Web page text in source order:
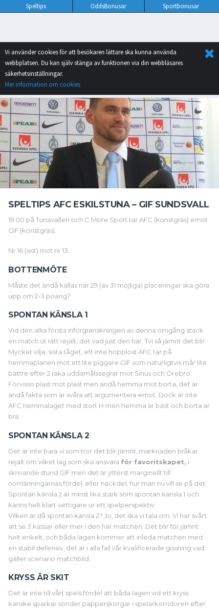
Speltips OddsBonusar Sportbonusar
Vi använder cookies för att besökaren lättare ska kunna använda
webbplatsen. Du kan själv stänga av funktionen via din webbläsares
säkerhetsinställningar.
Mer information om cookies
SPELTIPS AFC ESKILSTUNA – GIF SUNDSVALL
19.00 på Tunavallen och C More Sport tar AFC (konstgräs) emot
GIF (konstgräs).
Nr 16 (sist) mot nr 13.
BOTTENMÖTE
Måste det ändå kallas när 29 (av 31 möjliga) placeringar ska göra
upp om 2-3 poäng?
SPONTAN KÄNSLA 1
Vid den allra första införgranskningen av denna omgång stack
en match ut rätt rejält, det vad just den här. Tvi så jämnt det blir.
Mycket vilja, sista tåget, ett inte hopplöst AFC tar på
hemmaplanen mot ett lite piggare GIF som naturligtvis mår lite
bättre efter 2 raka uddamålssegrar mot Sirius och Örebro.
Förvisso plast mot plast men ändå hemma mot borta, det är
ändå fakta som är svåra att argumentera emot. Dock är inte
AFC hemmalaget med stort H men hemma är bäst och borta är
bra.
SPONTAN KÄNSLA 2
Det är inte bara vi som tror det blir jämnt, marknaden bråkar
rejält om vilket lag som ska ansvara för favoritskapet, i
skrivande stund GIF men det är ytterst marginellt till
norrlänningarnas fördel, eller nackdel, hur man nu vill se på det.
Spontan känsla 2 är minst lika stark som spontan känsla 1 och
känns helt klart vettigare ur ett spelperspektiv.
Vilken är då spontan känsla 2? Jo, det ska vi tala om. Vi har svårt
att se 3 kassar eller mer i den här matchen. Det blir för jämnt
helt enkelt, och båda lagen kommer att inleda matchen med
en stabil defensiv, det är i alla fall vår kvalificerade gissning vad
gäller scenario matchbild.
KRYSS ÄR SKIT
Det är inte till vårt spels fördel att båda lagen vid ett kryss
kanske sparkar sönder papperskorgar i spelarkorridoren efter